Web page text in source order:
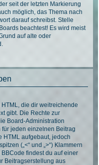
seit der letzten Markierung
möglich, das Thema nach
darauf schreibst. Stelle
beachtest! Es wird meist
auf alte oder
die dir weitreichende
gibt. Die Rechte zur
Board-Administration
jeden einzelnen Beitrag
HTML aufgebaut, jedoch
(„<“ und „>“) Klammern
findest du auf einer
Beitragserstellung aus